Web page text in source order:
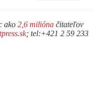
ako 2,6 milióna čitateľov
; tel:+421 2 59 233